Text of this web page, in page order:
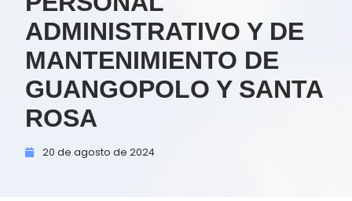
ADMINISTRATIVO Y DE
MANTENIMIENTO DE
GUANGOPOLO Y SANTA
ROSA
20 de agosto de 2024